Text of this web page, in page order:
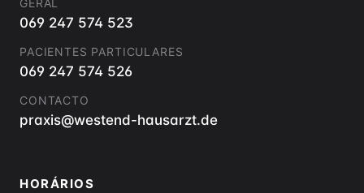
GERAL
069 247 574 523
PACIENTES PARTICULARES
069 247 574 526
CONTACTO
praxis@westend-hausarzt.de
HORÁRIOS